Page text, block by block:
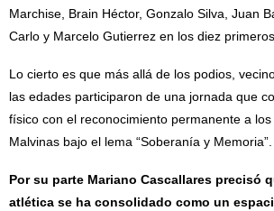
Marchise, Brain Héctor, Gonzalo Silva, Juan
Carlo y Marcelo Gutierrez en los diez
Lo cierto es que más allá de los podios,
las edades participaron de una jornada que
físico con el reconocimiento permanente a
Malvinas bajo el lema “Soberanía y Memoria”.
Por su parte Mariano Cascallares precisó
atlética se ha consolidado como un